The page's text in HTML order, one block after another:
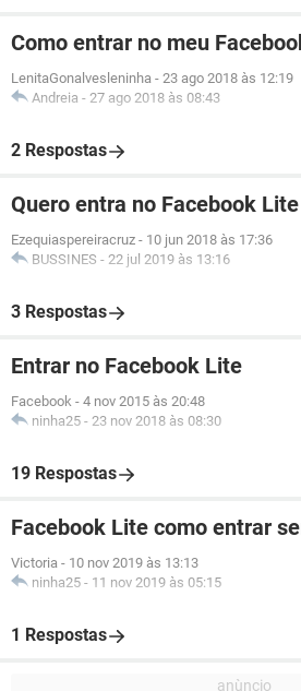
Como entrar no meu
LenitaGonalvesleninha - 23 ago 2018 às 12:19
Andreia - 27 ago 2018 às 08:43
2 Respostas
Quero entra no Facebook
Ezequiaspereiracruz - 10 jun 2018 às 17:36
BUSSINES - 22 jul 2019 às 13:16
3 Respostas
Entrar no Facebook Lite
Facebook - 4 nov 2015 às 20:48
ninha25 - 23 nov 2018 às 08:30
19 Respostas
Facebook Lite como entrar
Victoria - 10 nov 2019 às 13:13
ninha25 - 11 nov 2019 às 05:15
1 Respostas